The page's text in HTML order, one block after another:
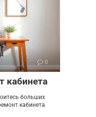
0
кабинета
больших
кабинета